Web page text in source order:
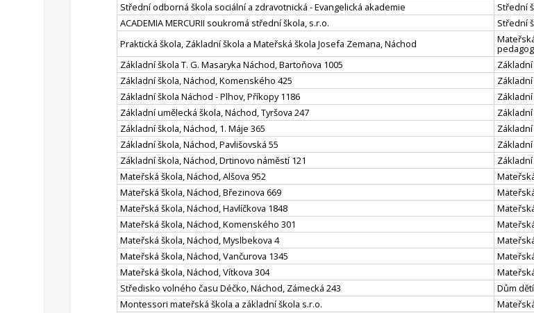
Střední odborná škola sociální a zdravotnická - Evangelická akademie
Střední
ACADEMIA MERCURII soukromá střední škola, s.r.o.
Střední
Praktická škola, Základní škola a Mateřská škola Josefa Zemana, Náchod
Základní škola T. G. Masaryka Náchod, Bartoňova 1005
Základní škola, Náchod, Komenského 425
Základní škola Náchod - Plhov, Příkopy 1186
Základní umělecká škola, Náchod, Tyršova 247
Základní škola, Náchod, 1. Máje 365
Základní škola, Náchod, Pavlišovská 55
Základní škola, Náchod, Drtinovo náměstí 121
Mateřská škola, Náchod, Alšova 952
Mateřská škola, Náchod, Březinova 669
Mateřská škola, Náchod, Havlíčkova 1848
Mateřská škola, Náchod, Komenského 301
Mateřská škola, Náchod, Myslbekova 4
Mateřská škola, Náchod, Vančurova 1345
Mateřská škola, Náchod, Vítkova 304
Středisko volného času Déčko, Náchod, Zámecká 243
Dům
Montessori mateřská škola a základní škola s.r.o.